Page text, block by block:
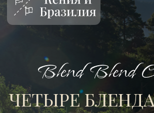
Мы создали четыре уникальных бленда кофе
из редких сортов зёрен с разных уголков мира.
Каждое сочетание дает сложный многогранный
вкус, который невозможно получить от
моносорта.
ЧЕТЫРЕ БЛЕНДА КОФЕ.
ВОСЕМЬ СТРАН.